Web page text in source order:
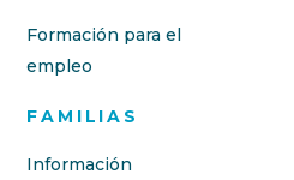
Formación para el
empleo
FAMILIAS
Información